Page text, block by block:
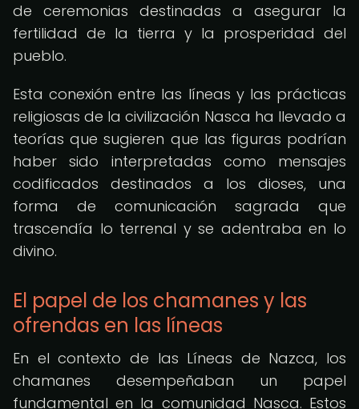
de ceremonias destinadas a asegurar la
fertilidad de la tierra y la prosperidad del
pueblo.
Esta conexión entre las líneas y las prácticas
religiosas de la civilización Nasca ha llevado a
teorías que sugieren que las figuras podrían
haber sido interpretadas como mensajes
codificados destinados a los dioses, una
forma de comunicación sagrada que
trascendía lo terrenal y se adentraba en lo
divino.
El papel de los chamanes y las
ofrendas en las líneas
En el contexto de las Líneas de Nazca, los
chamanes desempeñaban un papel
fundamental en la comunidad Nasca. Estos